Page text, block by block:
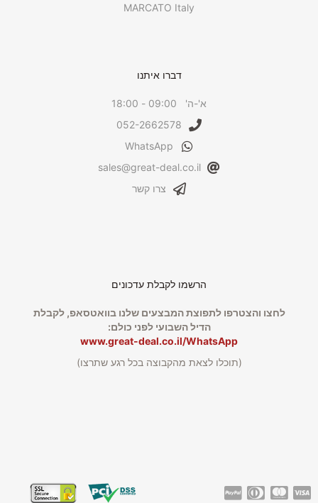
MARCATO Italy
דברו איתנו
א'-ה' 09:00 - 18:00
052-2662578
WhatsApp
sales@great-deal.co.il
צרו קשר
הרשמו לקבלת עדכונים
לחצו והצטרפו לתפוצת המבצעים שלנו בוואטסאפ, לקבלת
הדיל השבועי לפני כולם:
www.great-deal.co.il/WhatsApp
(תוכלו לצאת מהקבוצה בכל רגע שתרצו)